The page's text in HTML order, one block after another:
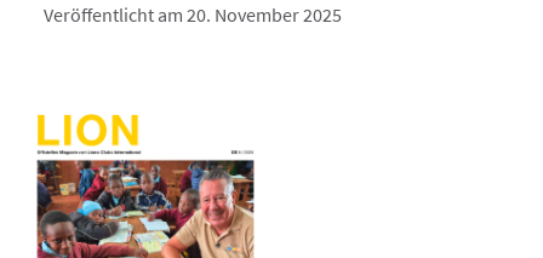
Veröffentlicht am 20. November 2025